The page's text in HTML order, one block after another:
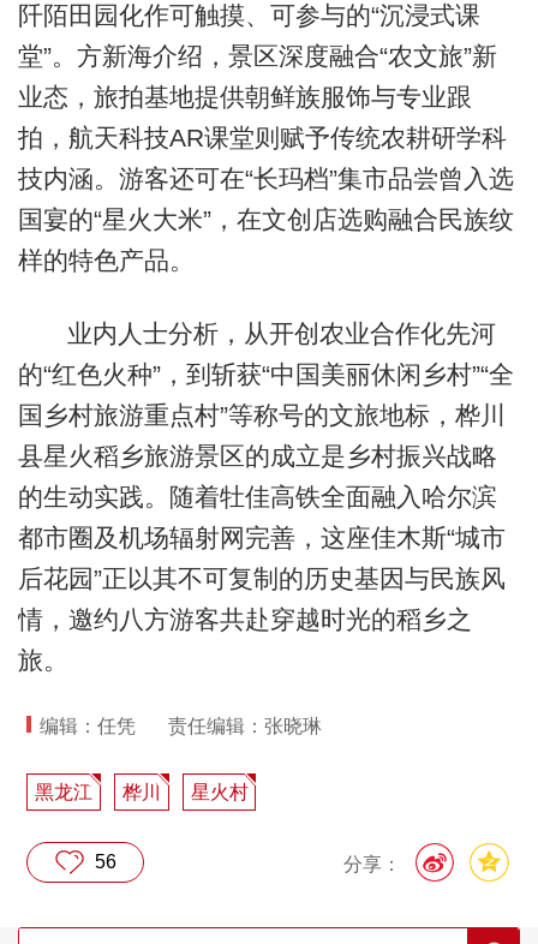
阡陌田园化作可触摸、可参与的“沉浸式课
堂”。方新海介绍，景区深度融合“农文旅”新
业态，旅拍基地提供朝鲜族服饰与专业跟
拍，航天科技AR课堂则赋予传统农耕研学科
技内涵。游客还可在“长玛档”集市品尝曾入选
国宴的“星火大米”，在文创店选购融合民族纹
样的特色产品。
业内人士分析，从开创农业合作化先河
的“红色火种”，到斩获“中国美丽休闲乡村”“全
国乡村旅游重点村”等称号的文旅地标，桦川
县星火稻乡旅游景区的成立是乡村振兴战略
的生动实践。随着牡佳高铁全面融入哈尔滨
都市圈及机场辐射网完善，这座佳木斯“城市
后花园”正以其不可复制的历史基因与民族风
情，邀约八方游客共赴穿越时光的稻乡之
旅。
编辑：任凭 责任编辑：张晓琳
黑龙江 桦川 星火村
分享：
56